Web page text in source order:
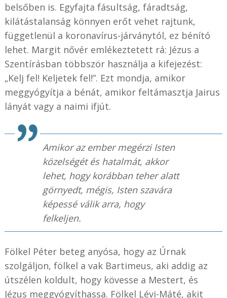
belsőben is. Egyfajta fásultság, fáradtság,
kilátástalanság könnyen erőt vehet rajtunk,
függetlenül a koronavírus-járványtól, ez bénító
lehet. Margit nővér emlékeztetett rá: Jézus a
Szentírásban többször használja a kifejezést:
„Kelj fel! Keljetek fel!”. Ezt mondja, amikor
meggyógyítja a bénát, amikor feltámasztja Jairus
lányát vagy a naimi ifjút.
Amikor az ember megérzi Isten
közelségét és hatalmát, akkor
lehet, hogy korábban teher alatt
görnyedt, mégis, Isten szavára
képessé válik arra, hogy
felkeljen.
Fölkel Péter beteg anyósa, hogy az Úrnak
szolgáljon, fölkel a vak Bartimeus, aki addig az
útszélen koldult, hogy kövesse a Mestert, és
Jézus meggyógyíthassa. Fölkel Lévi-Máté, akit